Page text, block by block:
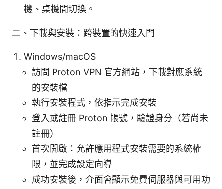
機、桌機間切換。
二、下載與安裝：跨裝置的快速入門
Windows/macOS
訪問 Proton VPN 官方網站，下載對應系統
的安裝檔
執行安裝程式，依指示完成安裝
登入或註冊 Proton 帳號，驗證身分（若尚未
註冊）
首次開啟：允許應用程式安裝需要的系統權
限，並完成設定向導
成功安裝後，介面會顯示免費伺服器與可用功